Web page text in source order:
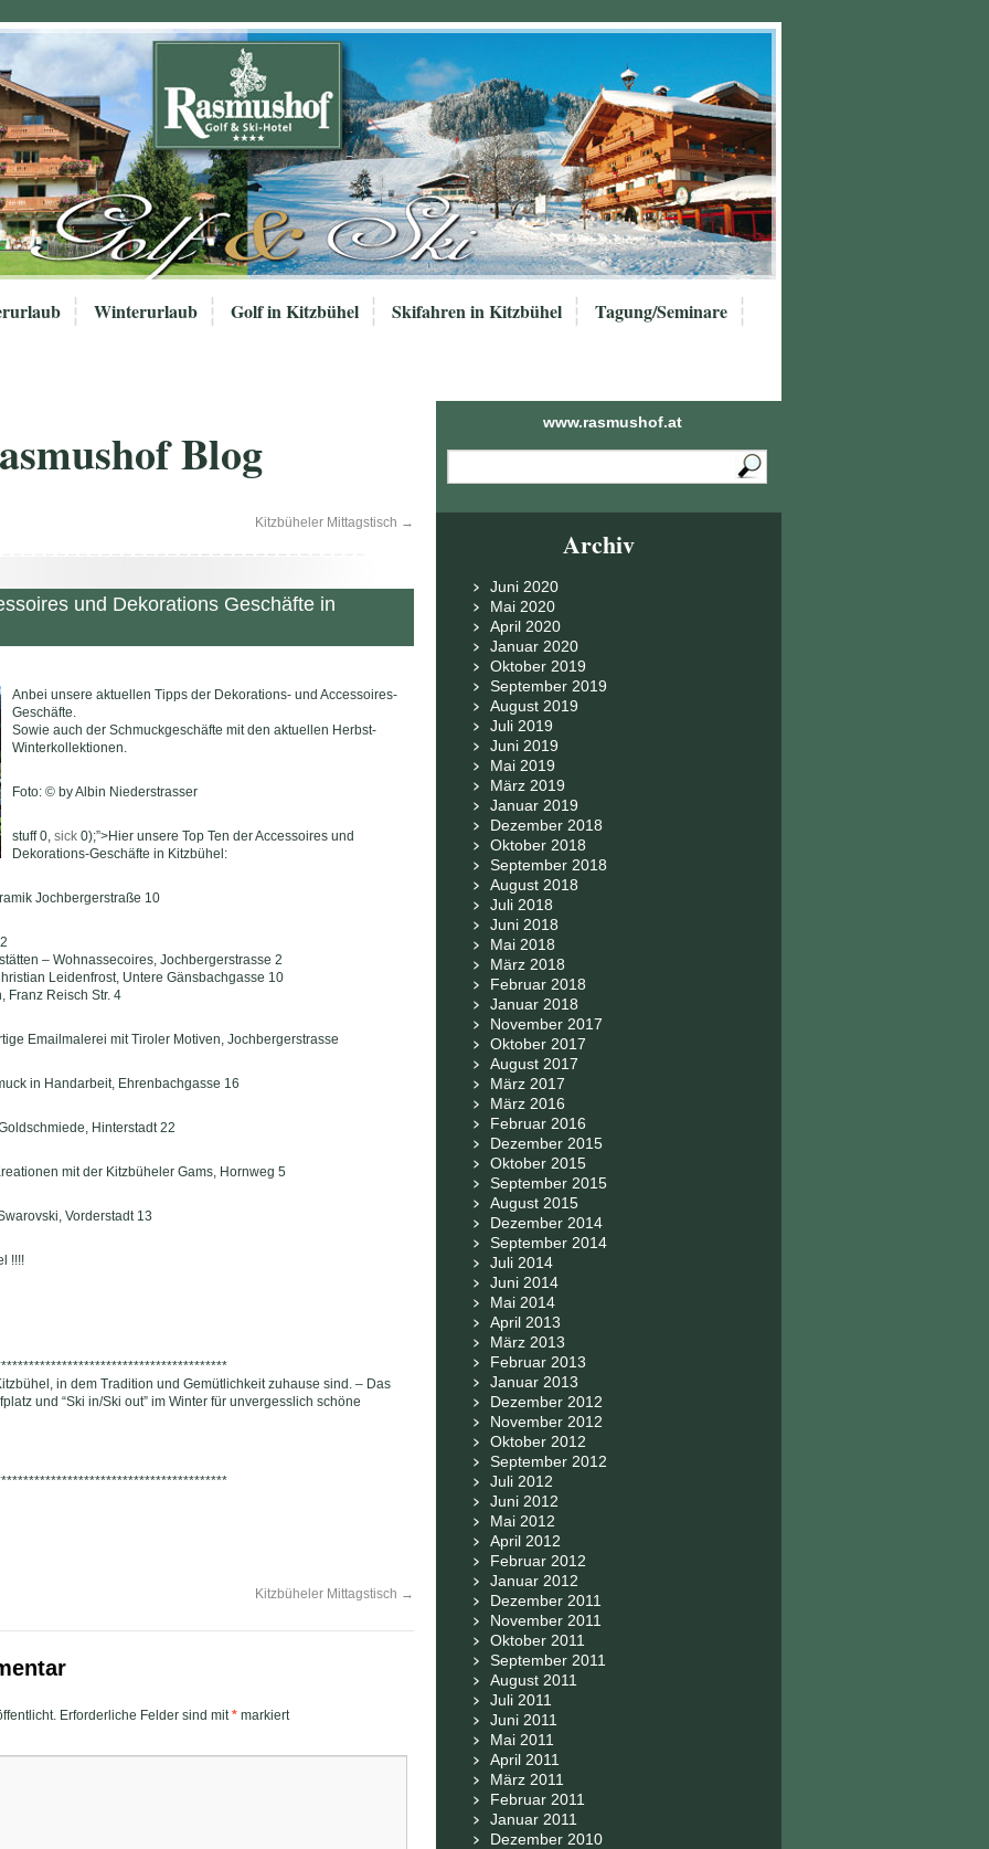
Winterurlaub Golf in Kitzbühel Skifahren in Kitzbühel Tagung/Seminare
Blog
www.rasmushof.at
Kitzbüheler Mittagstisch →
und Dekorations Geschäfte in
Anbei unsere aktuellen Tipps der Dekorations- und Accessoires-
Geschäfte.
Sowie auch der Schmuckgeschäfte mit den aktuellen Herbst-
Winterkollektionen.
Foto: © by Albin Niederstrasser
stuff 0, sick0);”>Hier unsere Top Ten der Accessoires und
Dekorations-Geschäfte in Kitzbühel:
Jochbergerstraße 10
– Wohnassecoires, Jochbergerstrasse 2
Leidenfrost, Untere Gänsbachgasse 10
Franz Reisch Str. 4
Emailmalerei mit Tiroler Motiven, Jochbergerstrasse
in Handarbeit, Ehrenbachgasse 16
Hinterstadt 22
mit der Kitzbüheler Gams, Hornweg 5
Vorderstadt 13
!!!!
in dem Tradition und Gemütlichkeit zuhause sind. – Das
und “Ski in/Ski out” im Winter für unvergesslich schöne
Kitzbüheler Mittagstisch →
Erforderliche Felder sind mit*markiert
Archiv
Juni 2020
Mai 2020
April 2020
Januar 2020
Oktober 2019
September 2019
August 2019
Juli 2019
Juni 2019
Mai 2019
März 2019
Januar 2019
Dezember 2018
Oktober 2018
September 2018
August 2018
Juli 2018
Juni 2018
Mai 2018
März 2018
Februar 2018
Januar 2018
November 2017
Oktober 2017
August 2017
März 2017
März 2016
Februar 2016
Dezember 2015
Oktober 2015
September 2015
August 2015
Dezember 2014
September 2014
Juli 2014
Juni 2014
Mai 2014
April 2013
März 2013
Februar 2013
Januar 2013
Dezember 2012
November 2012
Oktober 2012
September 2012
Juli 2012
Juni 2012
Mai 2012
April 2012
Februar 2012
Januar 2012
Dezember 2011
November 2011
Oktober 2011
September 2011
August 2011
Juli 2011
Juni 2011
Mai 2011
April 2011
März 2011
Februar 2011
Januar 2011
Dezember 2010